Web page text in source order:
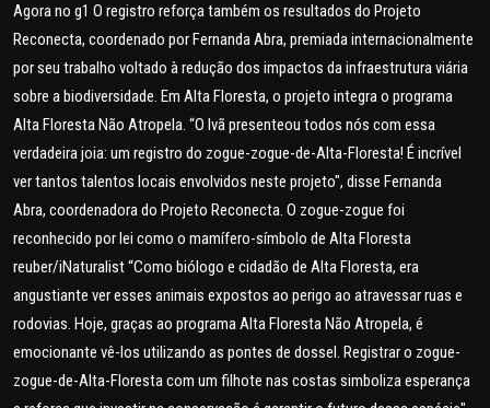
Agora no g1 O registro reforça também os resultados do Projeto
Reconecta, coordenado por Fernanda Abra, premiada internacionalmente
por seu trabalho voltado à redução dos impactos da infraestrutura viária
sobre a biodiversidade. Em Alta Floresta, o projeto integra o programa
Alta Floresta Não Atropela. “O Ivã presenteou todos nós com essa
verdadeira joia: um registro do zogue-zogue-de-Alta-Floresta! É incrível
ver tantos talentos locais envolvidos neste projeto", disse Fernanda
Abra, coordenadora do Projeto Reconecta. O zogue-zogue foi
reconhecido por lei como o mamífero-símbolo de Alta Floresta
reuber/iNaturalist “Como biólogo e cidadão de Alta Floresta, era
angustiante ver esses animais expostos ao perigo ao atravessar ruas e
rodovias. Hoje, graças ao programa Alta Floresta Não Atropela, é
emocionante vê-los utilizando as pontes de dossel. Registrar o zogue-
zogue-de-Alta-Floresta com um filhote nas costas simboliza esperança